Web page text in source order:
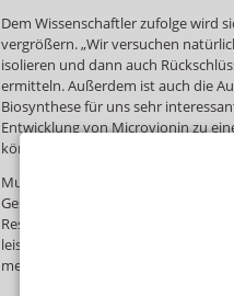
Dem Wissenschaftler zufolge wird
vergrößern. „Wir versuchen
isolieren und dann auch
ermitteln. Außerdem ist auch die
Biosynthese für uns sehr
Entwicklung von Microvionin zu
können.“
Multiresistente Keime sind eine
Gesundheit, eine Infektion mit
Resistenzen tödlich enden. Die
leisten, die Gefahr für die
mehrere Tausend Menschen an